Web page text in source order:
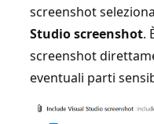
screenshot
Studio screenshot.
screenshot
eventuali parti